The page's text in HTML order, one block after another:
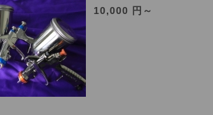
10,000 円～